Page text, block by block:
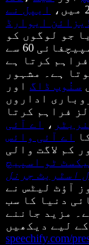
ایپل نے
ایوارڈ
جو لوگوں کو
اپنی زندگی جینے میں مدد دیتا ہے۔‘ اسپیچفائی 60 سے
آوازیں فراہم کرتا ہے
ہوتا ہے۔ مشہور
سنُوپ ڈاگ اور
اداروں
فراہم کرتا
،
اے آئی
اے آئی وائس
کم لاگت والی
اسٹریٹ جرنل
آؤٹ لیٹس نے
دنیا کا سب
مزید جاننے
speechify.com/